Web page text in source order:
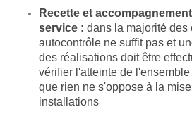
Recette et
service : dans la majorité des
autocontrôle ne suffit pas et
des réalisations doit être
vérifier l'atteinte de
que rien ne s'oppose à la
installations